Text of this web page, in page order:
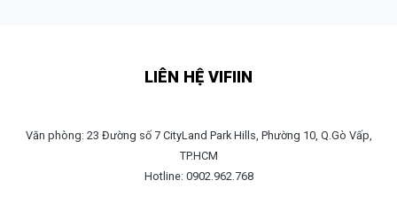
LIÊN HỆ VIFIIN
Văn phòng: 23 Đường số 7 CityLand Park Hills, Phường 10, Q.Gò Vấp,
TP.HCM
Hotline: 0902.962.768